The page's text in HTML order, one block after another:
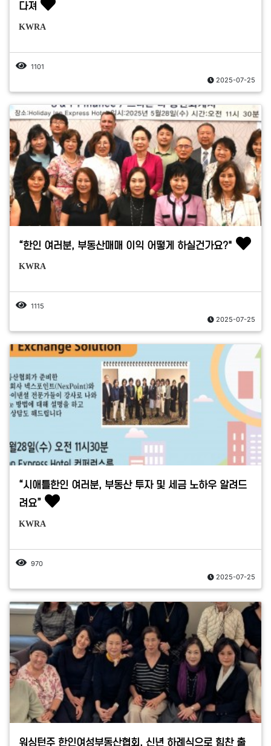
다져
KWRA
1101
2025-07-25
“한인 여러분, 부동산매매 이익 어떻게 하실건가요?"
KWRA
1115
2025-07-25
“시애틀한인 여러분, 부동산 투자 및 세금 노하우 알려드
려요”
KWRA
970
2025-07-25
워싱턴주 한인여성부동산협회, 신년 하례식으로 힘찬 출